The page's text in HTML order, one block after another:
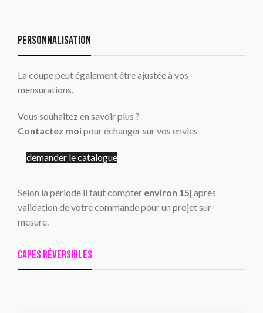
Personnalisation
La coupe peut également être ajustée à vos
mensurations.
Vous souhaitez en savoir plus ?
Contactez moipour échanger sur vos envies
demander le catalogue
Selon la période il faut compter environ 15japrès
validation de votre commande pour un projet sur-
mesure.
Capes réversibles